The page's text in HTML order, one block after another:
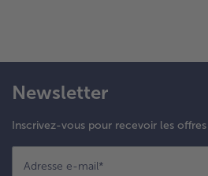
Newsletter
Inscrivez-vous pour recevoir les
Adresse e-mail*